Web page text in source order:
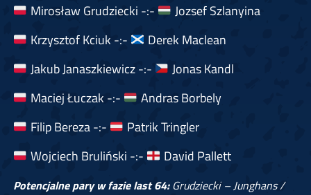
Mirosław Grudziecki -:-
Jozsef Szlanyina
Krzysztof Kciuk -:-
Derek Maclean
Jakub Janaszkiewicz -:-
Jonas Kandl
Maciej Łuczak -:-
Andras Borbely
Filip Bereza -:-
Patrik Tringler
Wojciech Bruliński -:-
David Pallett
Potencjalne pary w fazie last 64: Grudziecki – Junghans /